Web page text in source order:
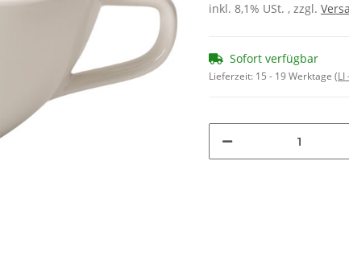
inkl. 8,1% USt. , zzgl.
Sofort verfügbar
Lieferzeit: 15 - 19 Werktage (LI